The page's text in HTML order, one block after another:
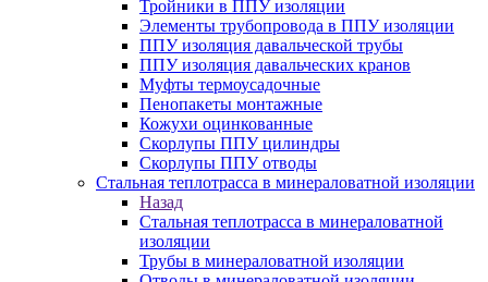
Тройники в ППУ изоляции
Элементы трубопровода в ППУ изоляции
ППУ изоляция давальческой трубы
ППУ изоляция давальческих кранов
Муфты термоусадочные
Пенопакеты монтажные
Кожухи оцинкованные
Скорлупы ППУ цилиндры
Скорлупы ППУ отводы
Стальная теплотрасса в минераловатной изоляции
Назад
Стальная теплотрасса в минераловатной
изоляции
Трубы в минераловатной изоляции